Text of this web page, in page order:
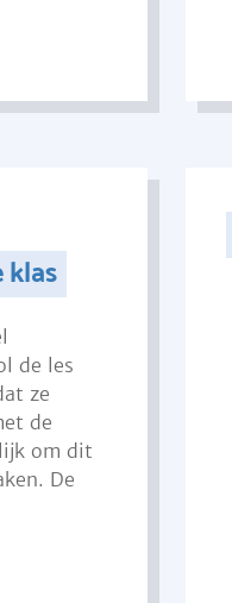
de les
ze
de
om dit
De